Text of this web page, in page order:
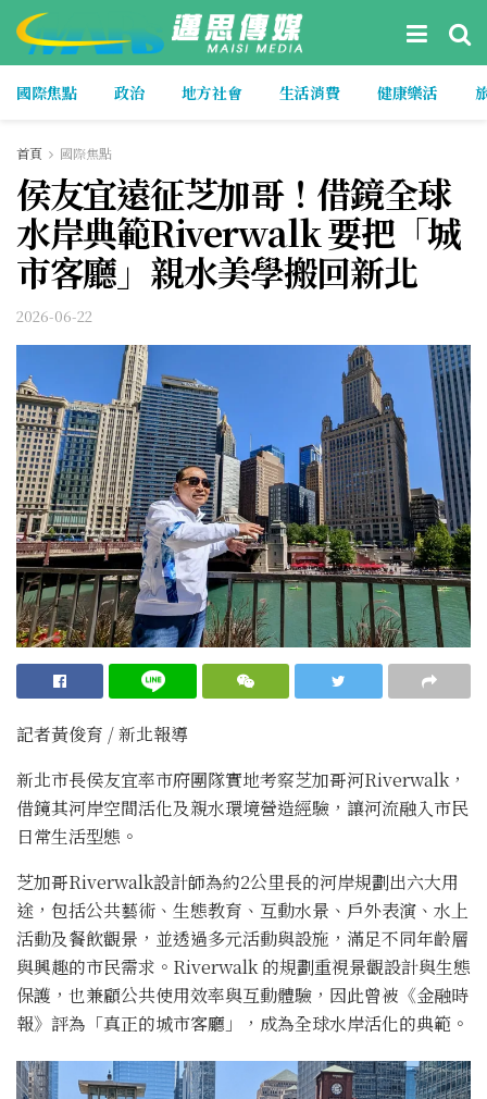
國際焦點 政治 地方社會 生活消費 健康樂活
首頁 國際焦點
侯友宜遠征芝加哥！借鏡全球
水岸典範Riverwalk 要把「城
市客廳」親水美學搬回新北
2026-06-22
記者黃俊育 / 新北報導
新北市長侯友宜率市府團隊實地考察芝加哥河Riverwalk，
借鏡其河岸空間活化及親水環境營造經驗，讓河流融入市民
日常生活型態。
芝加哥Riverwalk設計師為約2公里長的河岸規劃出六大用
途，包括公共藝術、生態教育、互動水景、戶外表演、水上
活動及餐飲觀景，並透過多元活動與設施，滿足不同年齡層
與興趣的市民需求。Riverwalk 的規劃重視景觀設計與生態
保護，也兼顧公共使用效率與互動體驗，因此曾被《金融時
報》評為「真正的城市客廳」，成為全球水岸活化的典範。